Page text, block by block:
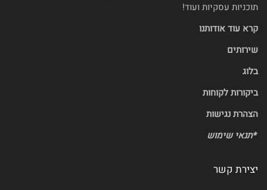
תוכניות עסקיות ועוד!
קרא עוד אודותנו
שירותים
בלוג
ביקורות לקוחות
הצהרת נגישות
*תנאי שימוש
יצירת קשר